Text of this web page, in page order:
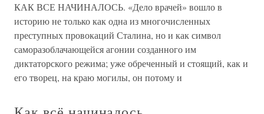
КАК ВСЕ НАЧИНАЛОСЬ. «Дело врачей» вошло в
историю не только как одна из многочисленных
преступных провокаций Сталина, но и как символ
саморазоблачающейся агонии созданного им
диктаторского режима; уже обреченный и стоящий, как и
его творец, на краю могилы, он потому и